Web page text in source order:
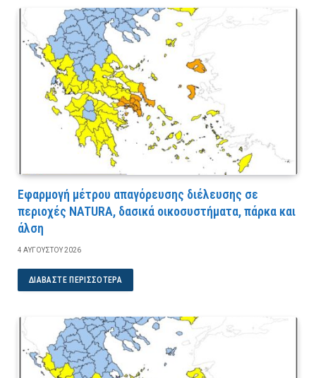
Εφαρμογή μέτρου απαγόρευσης διέλευσης σε
περιοχές NATURA, δασικά οικοσυστήματα, πάρκα και
άλση
4 ΑΥΓΟΎΣΤΟΥ 2026
ΔΙΑΒΆΣΤΕ ΠΕΡΙΣΣΌΤΕΡΑ